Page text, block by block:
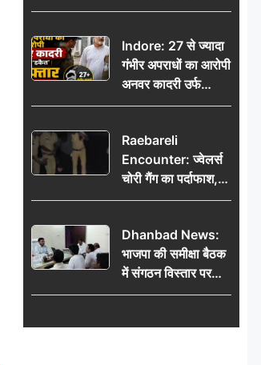
कमाई… फिर भी पिता
अंतिम दिन, 5100 रुपये
भेजकर कहा– अंतिम
संस्कार कर दीजिए हम
नहीं आ पाएंगे
Indore: 27 से ज्यादा
गंभीर अपराधों का आरोपी
अनवर कादरी उर्फ
‘डकैत’ गिरफ्तार, इंदौर
Raebareli
Encounter: ज्वेलर्स
चोरी गैंग का पर्दाफाश,
पुलिस मुठभेड़ में दो
किलो चांदी बरामद
Dhanbad News:
भाजपा की समीक्षा बैठक
में संगठन विस्तार पर
मंथन, बीडीओ से
जनसमस्याओं का विवरण